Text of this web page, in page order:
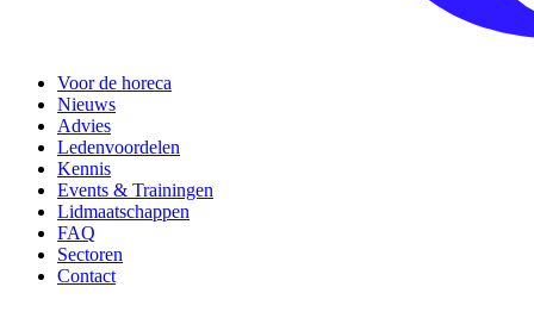
Voor de horeca
Nieuws
Advies
Ledenvoordelen
Kennis
Events & Trainingen
Lidmaatschappen
FAQ
Sectoren
Contact